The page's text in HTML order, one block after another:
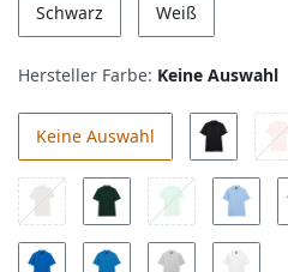
Schwarz Weiß
Hersteller Farbe: Keine Auswahl
Keine Auswahl